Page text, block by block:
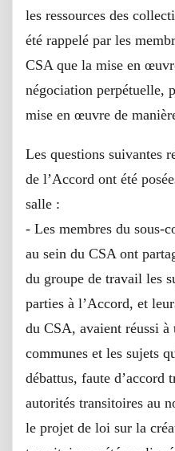
les ressources des
été rappelé par les
CSA que la mise en
négociation perpétuelle,
mise en œuvre de
Les questions suivantes
de l’Accord ont été
salle :
‐ Les membres du
au sein du CSA ont
du groupe de travail les
parties à l’Accord, et
du CSA, avaient réussi
communes et les sujets
débattus, faute d’accord
autorités transitoires au
le projet de loi sur la